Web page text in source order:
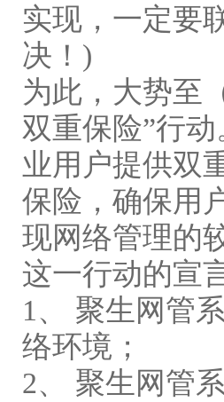
实现，一定要
决！)
为此，大势至
双重保险”行
业用户提供双
保险，确保用
现网络管理的
这一行动的宣
1、 聚生网管
络环境；
2、 聚生网管